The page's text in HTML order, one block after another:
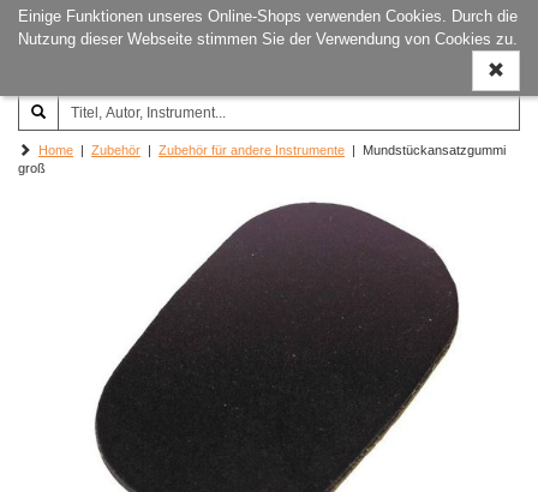
Einige Funktionen unseres Online-Shops verwenden Cookies. Durch die
Nutzung dieser Webseite stimmen Sie der Verwendung von Cookies zu.
ein-/
Joachim‐Trekel‐Musikverlag,
Hamburg
Home | Zubehör | Zubehör für andere Instrumente | Mundstückansatzgummi
groß